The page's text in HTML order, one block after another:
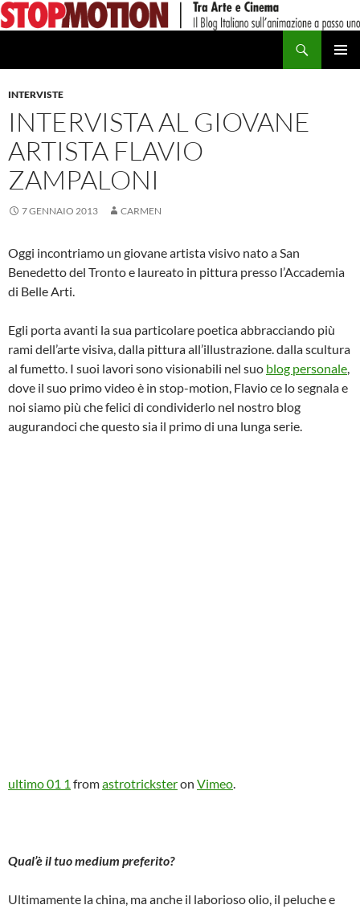
Vai
al
INTERVISTE
INTERVISTA AL GIOVANE
ARTISTA FLAVIO
ZAMPALONI
7 GENNAIO 2013 CARMEN
Oggi incontriamo un giovane artista visivo nato a San
Benedetto del Tronto e laureato in pittura presso l’Accademia
di Belle Arti.
Egli porta avanti la sua particolare poetica abbracciando più
rami dell’arte visiva, dalla pittura all’illustrazione. dalla scultura
al fumetto. I suoi lavori sono visionabili nel suo blog personale,
dove il suo primo video è in stop-motion, Flavio ce lo segnala e
noi siamo più che felici di condividerlo nel nostro blog
augurandoci che questo sia il primo di una lunga serie.
ultimo 01 1 fromastrotricksteron Vimeo.
Qual’è il tuo medium preferito?
Ultimamente la china, ma anche il laborioso olio, il peluche e